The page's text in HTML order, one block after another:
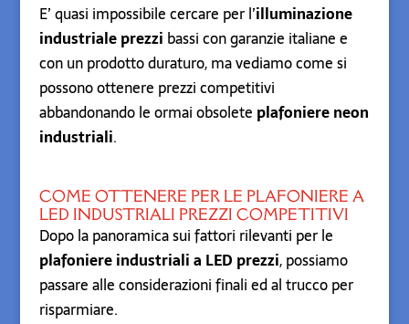
E’ quasi impossibile cercare per l’illuminazione
industriale prezzi bassi con garanzie italiane e
con un prodotto duraturo, ma vediamo come si
possono ottenere prezzi competitivi
abbandonando le ormai obsolete plafoniere neon
industriali.
COME OTTENERE PER LE PLAFONIERE A
LED INDUSTRIALI PREZZI COMPETITIVI
Dopo la panoramica sui fattori rilevanti per le
plafoniere industriali a LED prezzi, possiamo
passare alle considerazioni finali ed al trucco per
risparmiare.